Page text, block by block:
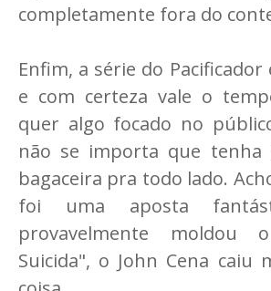
completamente fora do
Enfim, a série do Pacificador
e com certeza vale o
quer algo focado no
não se importa que
bagaceira pra todo lado.
foi uma aposta
provavelmente moldou
Suicida", o John Cena caiu